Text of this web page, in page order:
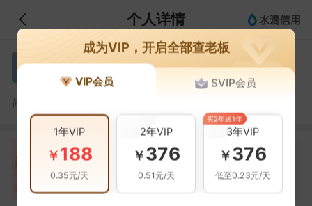
个人详情
黄 黄圣华
简介：
风
险
扫
描
自身风险
暂无风险
关联风险
开庭公告(2条)
提示信息
当前企业(0条)
成为VIP，开启全部查老板
VIP会员 SVIP会员
1年VIP
￥188
0.35元/天
2年VIP
￥376
0.51元/天
3年VIP
￥376
低至0.23元/天
买2年送1年